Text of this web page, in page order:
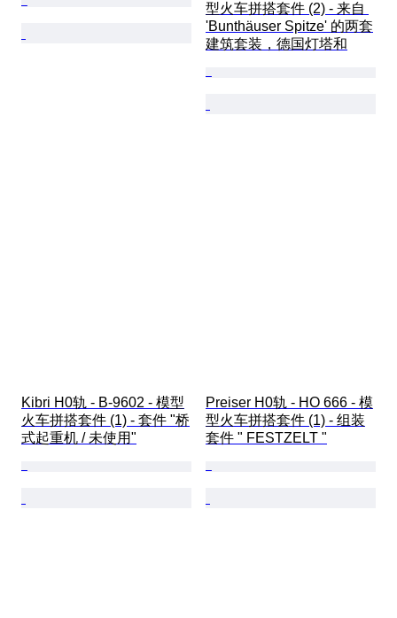
型火车拼搭套件 (2) - 来自
'Bunthäuser Spitze' 的两套
建筑套装，德国灯塔和
Kibri H0轨 - B-9602 - 模型
火车拼搭套件 (1) - 套件 "桥
式起重机 / 未使用"
Preiser H0轨 - HO 666 - 模
型火车拼搭套件 (1) - 组装
套件 " FESTZELT "